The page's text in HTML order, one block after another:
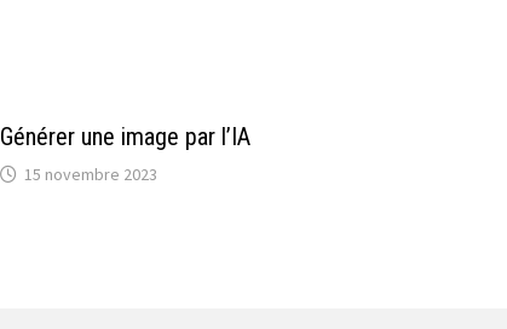
Générer une image par l’IA
15 novembre 2023